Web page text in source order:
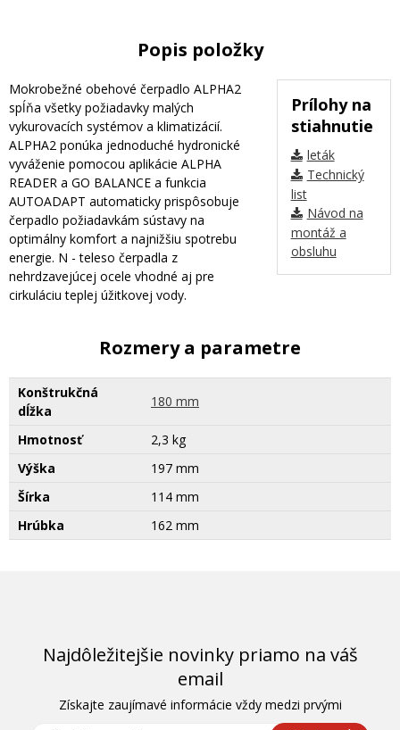
Popis položky
Prílohy na
stiahnutie
leták
Technický
list
Návod na
montáž a
obsluhu
Mokrobežné obehové čerpadlo ALPHA2
spĺňa všetky požiadavky malých
vykurovacích systémov a klimatizácií.
ALPHA2 ponúka jednoduché hydronické
vyváženie pomocou aplikácie ALPHA
READER a GO BALANCE a funkcia
AUTOADAPT automaticky prispôsobuje
čerpadlo požiadavkám sústavy na
optimálny komfort a najnižšiu spotrebu
energie. N - teleso čerpadla z
nehrdzavejúcej ocele vhodné aj pre
cirkuláciu teplej úžitkovej vody.
Rozmery a parametre
Konštrukčná
dĺžka
180 mm
Hmotnosť
2,3 kg
Výška
197 mm
Šírka
114 mm
Hrúbka
162 mm
Najdôležitejšie novinky priamo na váš
email
Získajte zaujímavé informácie vždy medzi prvými